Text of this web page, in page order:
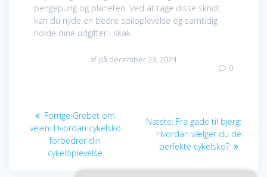
pengepung og planeten. Ved at tage disse skridt
kan du nyde en bedre spiloplevelse og samtidig
holde dine udgifter i skak.
af på december 23, 2024
0
Indlægsnavigation
Forrige Forrige
indlæg:
Grebet om
vejen: Hvordan cykelsko
forbedrer din
cykeloplevelse
Næste: Næste
indlæg:
Fra gade til bjerg:
Hvordan vælger du de
perfekte cykelsko?